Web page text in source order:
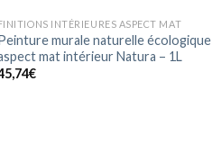
INTÉRIEURES ASPECT MAT
murale naturelle écologique
mat intérieur Natura – 1L
€